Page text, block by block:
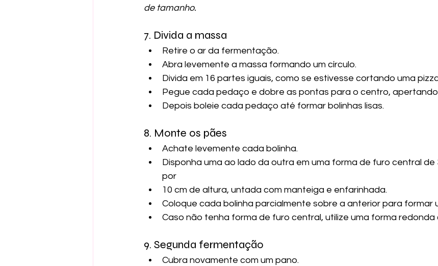
de tamanho.
7. Divida a massa
Retire o ar da fermentação.
Abra levemente a massa formando um círculo.
Divida em 16 partes iguais, como se estivesse cortando uma
Pegue cada pedaço e dobre as pontas para o centro,
Depois boleie cada pedaço até formar bolinhas lisas.
8. Monte os pães
Achate levemente cada bolinha.
Disponha uma ao lado da outra em uma forma de furo central de
por
10 cm de altura, untada com manteiga e enfarinhada.
Coloque cada bolinha parcialmente sobre a anterior para formar
Caso não tenha forma de furo central, utilize uma forma redonda
9. Segunda fermentação
Cubra novamente com um pano.